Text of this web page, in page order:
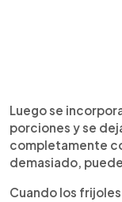
Luego se
porciones y se
completamente
demasiado,
Cuando los